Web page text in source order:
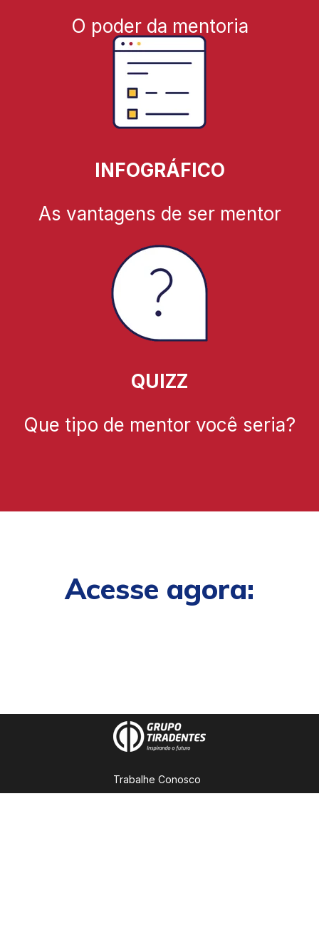
O poder da mentoria
INFOGRÁFICO
As vantagens de ser mentor
QUIZZ
Que tipo de mentor você seria?
Acesse agora:
Trabalhe Conosco